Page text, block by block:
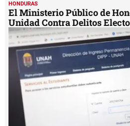
HONDURAS
El Ministerio Público de
Unidad Contra Delitos